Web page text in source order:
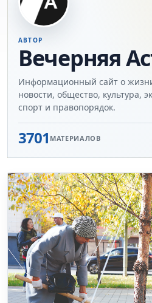
АВТОР
Вечерняя
Информационный сайт о
новости, общество, культура,
спорт и правопорядок.
3701 МАТЕРИАЛОВ